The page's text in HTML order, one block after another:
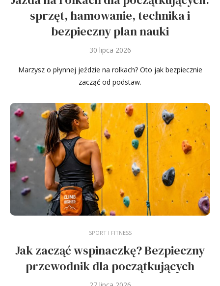
sprzęt, hamowanie, technika i
bezpieczny plan nauki
30 lipca 2026
Marzysz o płynnej jeździe na rolkach? Oto jak bezpiecznie
zacząć od podstaw.
SPORT I FITNESS
Jak zacząć wspinaczkę? Bezpieczny
przewodnik dla początkujących